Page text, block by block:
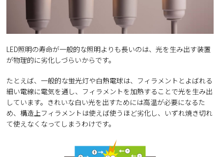
LED照明の寿命が一般的な照明よりも長いのは、光を生み出す装置
が物理的に劣化しづらいからです。
たとえば、一般的な蛍光灯や白熱電球は、フィラメントとよばれる
細い電線に電気を通し、フィラメントを加熱することで光を生み出
しています。きれいな白い光を出すためには高温が必要になるた
め、構造上フィラメントは使えば使うほど劣化し、いずれ焼き切れ
て使えなくなってしまうわけです。